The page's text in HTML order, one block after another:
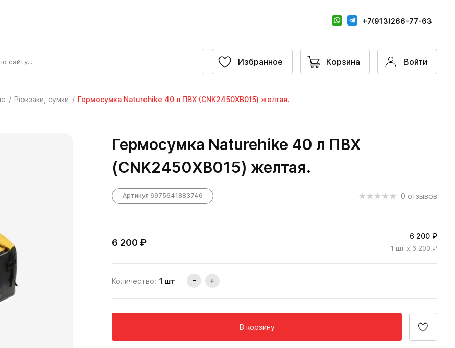
+7(913)266-77-63
Избранное Корзина Войти
Рюкзаки, сумки Гермосумка Naturehike 40 л ПВХ (CNK2450XB015) желтая.
Гермосумка Naturehike 40 л ПВХ
(CNK2450XB015) желтая.
Артикул 6975641883746 0 отзывов
6 200 ₽
6 200 ₽
1 шт x 6 200 ₽
Количество: 1 шт - +
В корзину